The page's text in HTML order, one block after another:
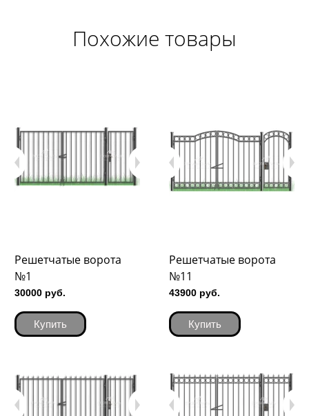
Похожие товары
Решетчатые ворота
№1
30000 руб.
Купить
Решетчатые ворота
№11
43900 руб.
Купить